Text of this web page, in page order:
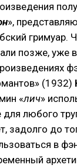
»,
гримуар.
позже, уже
(1932)
«лич»
любого
задолго до
в